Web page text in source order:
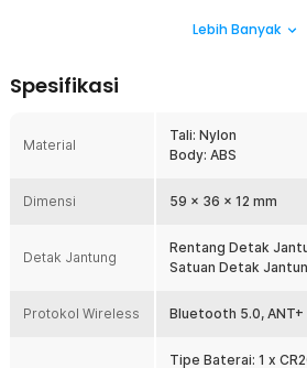
dilengkapi algoritma penyaring gangguan
30-240 BPM dengan toleransi hanya ±1%.
secara konsisten memungkinkan zona
untuk mendukung program pelatihan yang
Protokol ANT+ dan Bluetooth 5.0
mendukung bluetooth 5.0 dan ANT+
sensor dapat dihubungkan ke Strava, Run+
dan Blackbird Sport. Tidak perlu
Satu masalah umum pengguna sensor
Lebih Banyak
Spesifikasi
Material
Tali: Nylon
Body: ABS
Dimensi 59 x 36 x 12 mm
Detak Jantung
Rentang Detak
Satuan Detak
Protokol Wireless Bluetooth 5.0, ANT+
Tipe Baterai: 1 x